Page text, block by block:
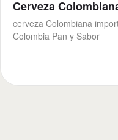
Cerveza
cerveza Colombiana
Colombia Pan y Sabor